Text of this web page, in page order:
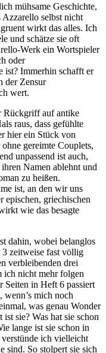
mühsame Geschichte,
selbst nicht
wirkt das alles. Ich
und schätze sie oft
Werk ein Wortspieler
oder
ist? Immerhin schafft er
der Zensur
wert.
Rückgriff auf antike
raus, dass gefühlte
hier ein Stück von
gereimte Couplets,
unpassend ist auch,
Namen ablehnt und
zu heißen.
ist, an den wir uns
epischen, griechischen
wie das besagte
dahin, wobei belanglos
zeitweise fast völlig
verbleibenden drei
ich nicht mehr folgen
Seiten in Heft 6 passiert
wenn’s mich noch
was genau Wonder
sie? Was hat sie schon
lange ist sie schon in
ich vielleicht
sind. So stolpert sie sich